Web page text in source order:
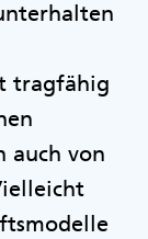
tragfähig
auch von